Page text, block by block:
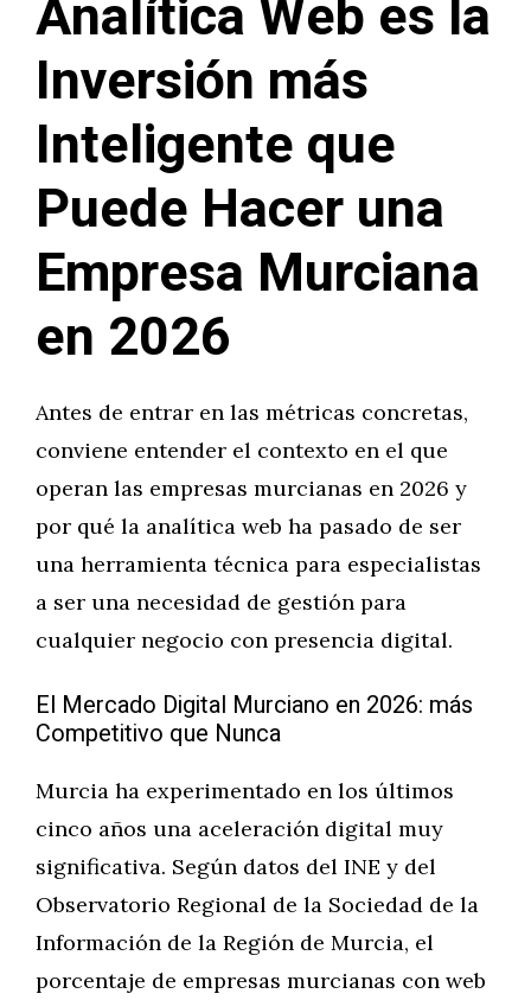
Analítica Web es la
Inversión más
Inteligente que
Puede Hacer una
Empresa Murciana
en 2026
Antes de entrar en las métricas concretas,
conviene entender el contexto en el que
operan las empresas murcianas en 2026 y
por qué la analítica web ha pasado de ser
una herramienta técnica para especialistas
a ser una necesidad de gestión para
cualquier negocio con presencia digital.
El Mercado Digital Murciano en 2026: más
Competitivo que Nunca
Murcia ha experimentado en los últimos
cinco años una aceleración digital muy
significativa. Según datos del INE y del
Observatorio Regional de la Sociedad de la
Información de la Región de Murcia, el
porcentaje de empresas murcianas con web